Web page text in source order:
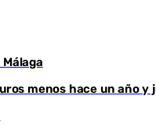
menos hace un año y